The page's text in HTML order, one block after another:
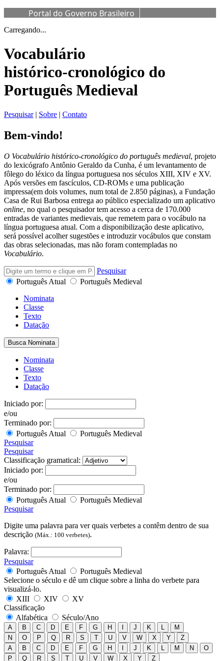
Portal do Governo Brasileiro
Carregando...
Vocabulário
histórico-cronológico do
Português Medieval
Pesquisar| Sobre | Contato
Bem-vindo!
O Vocabulário histórico-cronológico do português medieval, projeto
do lexicógrafo Antônio Geraldo da Cunha, é um levantamento de
fôlego do léxico da língua portuguesa nos séculos XIII, XIV e XV.
Após versões em fascículos, CD-ROMs e uma publicação
impressa(em dois volumes, num total de 2.850 páginas), a Fundação
Casa de Rui Barbosa entrega ao público especializado um aplicativo
online, no qual o pesquisador tem acesso a cerca de 170.000
entradas de variantes medievais, que remetem para o vocábulo na
língua portuguesa atual. Com a disponibilização deste aplicativo,
será possível acolher sugestões e introduzir vocábulos que constam
das obras selecionadas, mas não foram contempladas no
Vocabulário.
Pesquisar
Português Atual
Português Medieval
Nominata
Classe
Texto
Datação
Busca Nominata
Nominata
Classe
Texto
Datação
Iniciado por:
e/ou
Terminado por:
Português Atual
Português Medieval
Pesquisar
Pesquisar
Classificação gramatical:
Iniciado por:
e/ou
Terminado por:
Português Atual
Português Medieval
Pesquisar
Digite uma palavra para ver quais verbetes a contêm dentro de sua
descrição (Máx.: 100 verbetes).
Palavra:
Pesquisar
Português Atual
Português Medieval
Selecione o século e dê um clique sobre a linha do verbete para
visualizá-lo.
XIII
XIV
XV
Classificação
Alfabética
Século/Ano
A B C D E F G H I J K L
M
N
O P Q R S T U V W X Y
Z
A
B C D E F G H I J K L M N
O
P
Q R S T U V W X Y Z